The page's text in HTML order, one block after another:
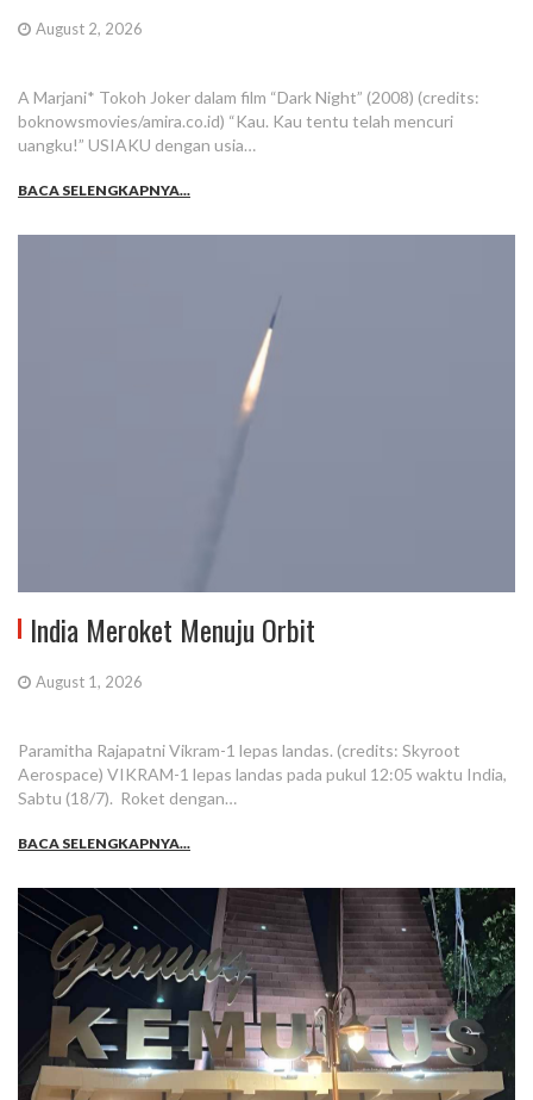
August 2, 2026
A Marjani* Tokoh Joker dalam film “Dark Night” (2008) (credits:
boknowsmovies/amira.co.id) “Kau. Kau tentu telah mencuri
uangku!” USIAKU dengan usia…
BACA SELENGKAPNYA...
India Meroket Menuju Orbit
August 1, 2026
Paramitha Rajapatni Vikram-1 lepas landas. (credits: Skyroot
Aerospace) VIKRAM-1 lepas landas pada pukul 12:05 waktu India,
Sabtu (18/7). Roket dengan…
BACA SELENGKAPNYA...